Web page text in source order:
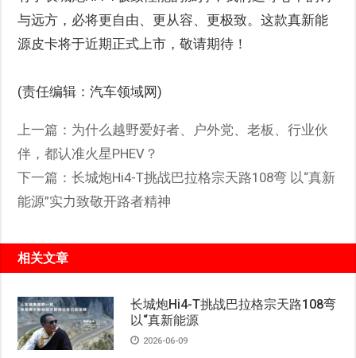
与远方，必将更自由、更从容、更极致。这款真新能
源皮卡将于近期正式上市，敬请期待！
(责任编辑：汽车领域网)
上一篇： 为什么越野爱好者、户外党、老板、行业伙
伴，都认准火星PHEV？
下一篇：长城炮Hi4-T挑战巴拉格宗天路108弯 以“真新
能源”实力致敬开路者精神
相关文章
长城炮Hi4-T挑战巴拉格宗天路108弯
以“真新能源
2026-06-09